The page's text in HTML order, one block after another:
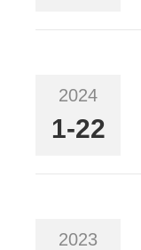
2024
1-22
2023